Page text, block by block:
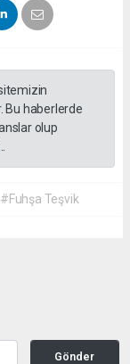
Bu haberlerde
olup
#Fuhşa Teşvik
Gönder